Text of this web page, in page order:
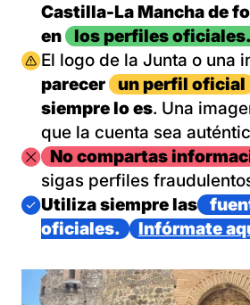
Castilla-La Mancha de
en
los perfiles oficiales.
Imagen
El logo de la Junta o una
parecer
un perfil oficial
siempre lo es. Una
que la cuenta sea
ImagenNo compartas
sigas perfiles
Imagen
Utiliza siempre las
oficiales.
Infórmate